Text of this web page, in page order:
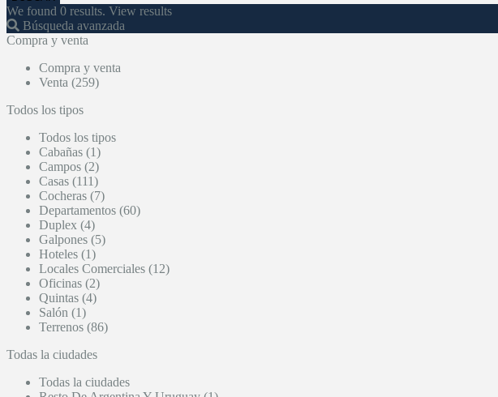
We found 0 results. View results
Búsqueda avanzada
Compra y venta
Compra y venta
Venta (259)
Todos los tipos
Todos los tipos
Cabañas (1)
Campos (2)
Casas (111)
Cocheras (7)
Departamentos (60)
Duplex (4)
Galpones (5)
Hoteles (1)
Locales Comerciales (12)
Oficinas (2)
Quintas (4)
Salón (1)
Terrenos (86)
Todas la ciudades
Todas la ciudades